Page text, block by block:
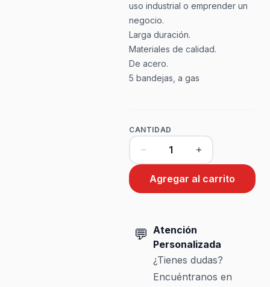
uso industrial o emprender un
negocio.
Larga duración.
Materiales de calidad.
De acero.
5 bandejas, a gas
CANTIDAD
Agregar al carrito
💬 Atención
Personalizada
¿Tienes dudas?
Encuéntranos en